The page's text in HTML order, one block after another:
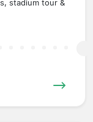
stadium tour &